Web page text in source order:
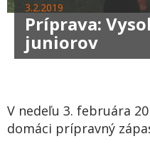
3.2.2019
Príprava:
juniorov
V nedeľu 3. februára
domáci prípravný